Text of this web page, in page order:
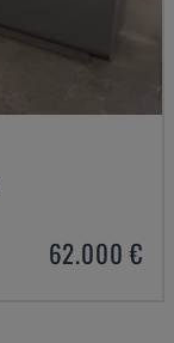
62.000 €